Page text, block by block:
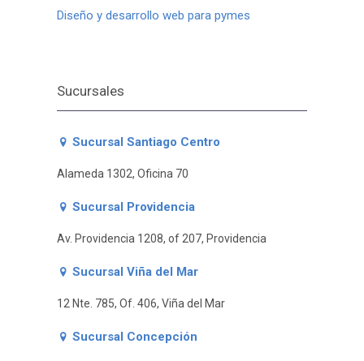
Diseño y desarrollo web para pymes
Sucursales
Sucursal Santiago Centro
Alameda 1302, Oficina 70
Sucursal Providencia
Av. Providencia 1208, of 207, Providencia
Sucursal Viña del Mar
12 Nte. 785, Of. 406, Viña del Mar
Sucursal Concepción